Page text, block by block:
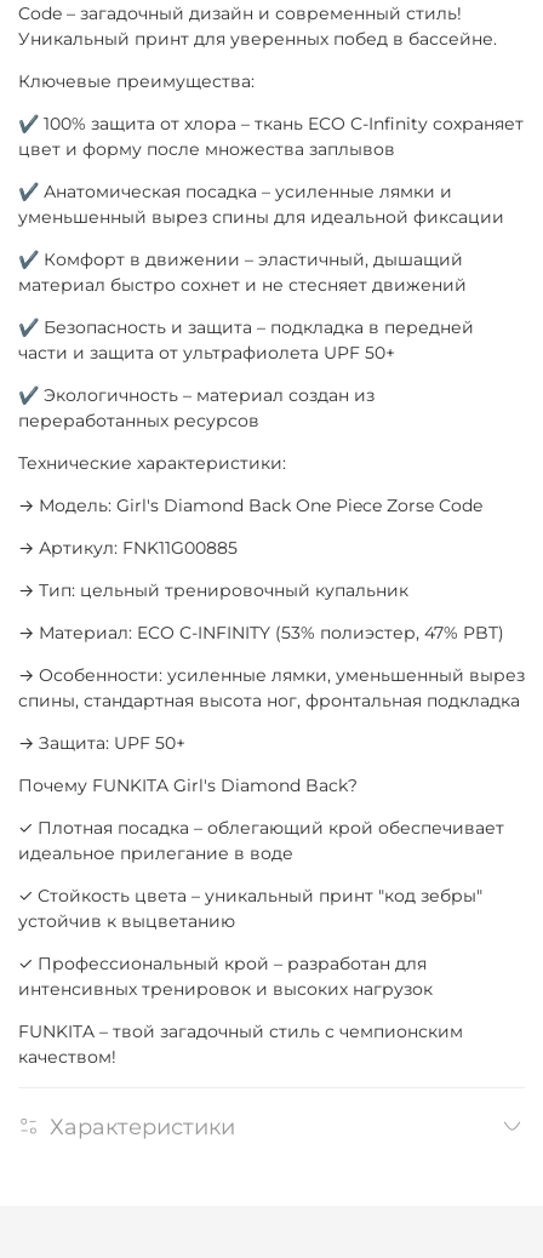
Code – загадочный дизайн и современный стиль!
Уникальный принт для уверенных побед в бассейне.
Ключевые преимущества:
✔ 100% защита от хлора – ткань ECO C-Infinity сохраняет
цвет и форму после множества заплывов
✔ Анатомическая посадка – усиленные лямки и
уменьшенный вырез спины для идеальной фиксации
✔ Комфорт в движении – эластичный, дышащий
материал быстро сохнет и не стесняет движений
✔ Безопасность и защита – подкладка в передней
части и защита от ультрафиолета UPF 50+
✔ Экологичность – материал создан из
переработанных ресурсов
Технические характеристики:
→ Модель: Girl's Diamond Back One Piece Zorse Code
→ Артикул: FNK11G00885
→ Тип: цельный тренировочный купальник
→ Материал: ECO C-INFINITY (53% полиэстер, 47% PBT)
→ Особенности: усиленные лямки, уменьшенный вырез
спины, стандартная высота ног, фронтальная подкладка
→ Защита: UPF 50+
Почему FUNKITA Girl's Diamond Back?
✓ Плотная посадка – облегающий крой обеспечивает
идеальное прилегание в воде
✓ Стойкость цвета – уникальный принт "код зебры"
устойчив к выцветанию
✓ Профессиональный крой – разработан для
интенсивных тренировок и высоких нагрузок
FUNKITA – твой загадочный стиль с чемпионским
качеством!
Характеристики